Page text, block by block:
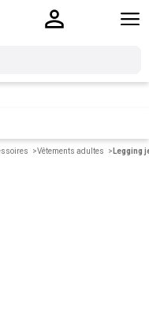
Vêtements adultes